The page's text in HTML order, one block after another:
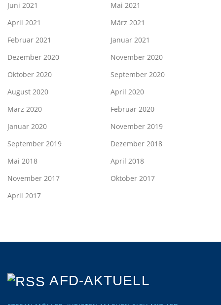
Juni 2021
Mai 2021
April 2021
März 2021
Februar 2021
Januar 2021
Dezember 2020
November 2020
Oktober 2020
September 2020
August 2020
April 2020
März 2020
Februar 2020
Januar 2020
November 2019
September 2019
Dezember 2018
Mai 2018
April 2018
November 2017
Oktober 2017
April 2017
AFD-AKTUELL